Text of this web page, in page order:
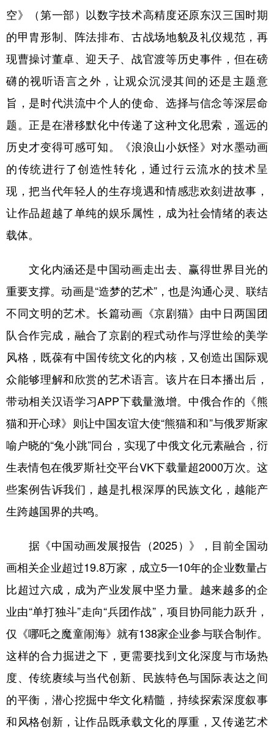
空》（第一部）以数字技术高精度还原东汉三国时期
的甲胄形制、阵法排布、古战场地貌及礼仪规范，再
现曹操讨董卓、迎天子、战官渡等历史事件，但在磅
礴的视听语言之外，让观众沉浸其间的还是主题意
旨，是时代洪流中个人的使命、选择与信念等深层命
题。正是在潜移默化中传递了这种文化思索，遥远的
历史才变得可感可知。《浪浪山小妖怪》对水墨动画
的传统进行了创造性转化，通过行云流水的技术呈
现，把当代年轻人的生存境遇和情感悲欢刻进故事，
让作品超越了单纯的娱乐属性，成为社会情绪的表达
载体。
文化内涵还是中国动画走出去、赢得世界目光的
重要支撑。动画是“造梦的艺术”，也是沟通心灵、联结
不同文明的艺术。长篇动画《京剧猫》由中日两国团
队合作完成，融合了京剧的程式动作与浮世绘的美学
风格，既葆有中国传统文化的内核，又创造出国际观
众能够理解和欣赏的艺术语言。该片在日本播出后，
带动相关汉语学习APP下载量激增。中俄合作的《熊
猫和开心球》则让中国友谊大使“熊猫和和”与俄罗斯家
喻户晓的“兔小跳”同台，实现了中俄文化元素融合，衍
生表情包在俄罗斯社交平台VK下载量超2000万次。这
些案例告诉我们，越是扎根深厚的民族文化，越能产
生跨越国界的共鸣。
据《中国动画发展报告（2025）》，目前全国动
画相关企业超过19.8万家，成立5—10年的企业数量占
比超过六成，成为产业发展中坚力量。越来越多的企
业由“单打独斗”走向“兵团作战”，项目协同能力跃升，
仅《哪吒之魔童闹海》就有138家企业参与联合制作。
这样的合力掘进之下，更需要找到文化深度与市场热
度、传统赓续与当代创新、民族特色与国际表达之间
的平衡，潜心挖掘中华文化精髓，持续探索深度叙事
和风格创新，让作品既承载文化的厚重，又传递艺术